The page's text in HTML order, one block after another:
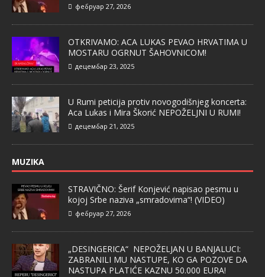
фебруар 27, 2026
OTKRIVAMO: ACA LUKAS PEVAO HRVATIMA U
MOSTARU OGRNUT ŠAHOVNICOM!
децембар 23, 2025
U Rumi peticija protiv novogodišnjeg koncerta:
Aca Lukas i Mira Škorić NEPOŽELJNI U RUMI!
децембар 21, 2025
MUZIKA
STRAVIČNO: Šerif Konjević napisao pesmu u
kojoj Srbe naziva „smradovima“! (VIDEO)
фебруар 27, 2026
„DESINGERICA“ NEPOŽELJAN U BANJALUCI:
ZABRANILI MU NASTUPE, KO GA POZOVE DA
NASTUPA PLATIĆE KAZNU 50.000 EURA!